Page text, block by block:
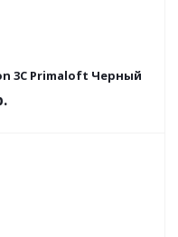
3C Primaloft Черный